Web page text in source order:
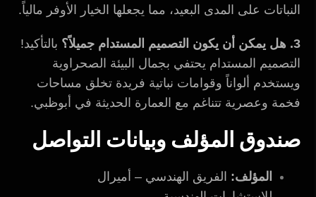
النباتات على المدى البعيد، مما يجعلها الخيار الأوفر مالياً.
3. هل يمكن أن يكون التصميم المستدام جميلاً؟
بالتأكيد!
التصميم المستدام يحتفي بجمال البيئة الصحراوية
ويستخدم ألواناً وقوامات نباتية فريدة تخلق مساحات
فخمة وعصرية تتناغم مع العمارة الحديثة في أبوظبي.
صندوق المؤلف وبيانات التواصل
المؤلف: الفريق الهندسي – أميرال